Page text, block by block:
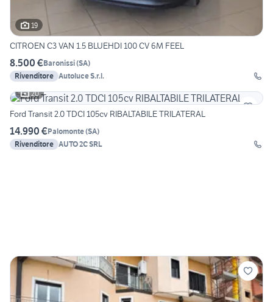
19
CITROEN C3 VAN 1.5 BLUEHDI 100 CV 6M FEEL
8.500 €Baronissi(SA)
Rivenditore Autoluce S.r.l.
20
Ford Transit 2.0 TDCI 105cv RIBALTABILE TRILATERAL
14.990 €Palomonte(SA)
Rivenditore AUTO 2C SRL